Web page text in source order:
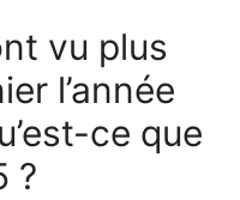
vu plus
l’année
ce que
?